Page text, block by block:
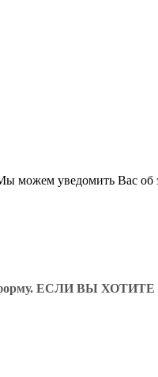
можем уведомить Вас
форму. ЕСЛИ ВЫ